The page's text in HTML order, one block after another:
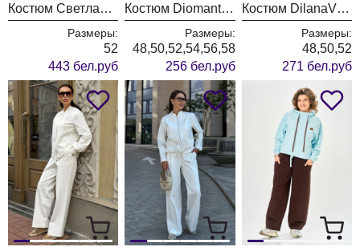
Костюм Светлана-Стиль 1569 голубой+белый
Размеры:
52
443 бел.руб
Костюм Diomant 2156 василек
Размеры:
48,50,52,54,56,58
256 бел.руб
Костюм DilanaVIP 2118 черный
Размеры:
48,50,52
271 бел.руб